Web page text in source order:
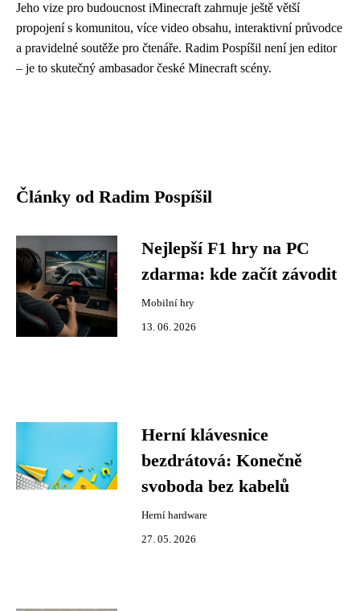
Jeho vize pro budoucnost iMinecraft zahrnuje ještě větší
propojení s komunitou, více video obsahu, interaktivní průvodce
a pravidelné soutěže pro čtenáře. Radim Pospíšil není jen editor
– je to skutečný ambasador české Minecraft scény.
Články od Radim Pospíšil
Nejlepší F1 hry na PC
zdarma: kde začít závodit
Mobilní hry
13. 06. 2026
Herní klávesnice
bezdrátová: Konečně
svoboda bez kabelů
Herní hardware
27. 05. 2026